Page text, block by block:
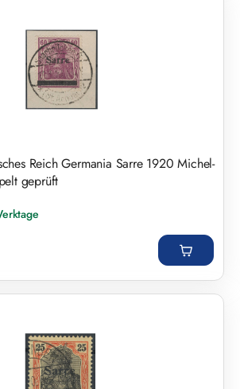
Reich Germania Sarre 1920 Michel-
geprüft